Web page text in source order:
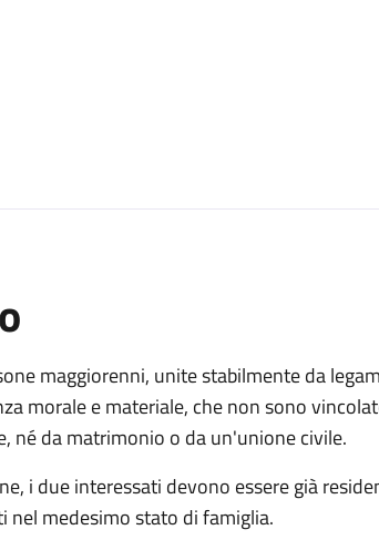
maggiorenni, unite stabilmente da
morale e materiale, che non sono
né da matrimonio o da un'unione civile.
i due interessati devono essere già
nel medesimo stato di famiglia.